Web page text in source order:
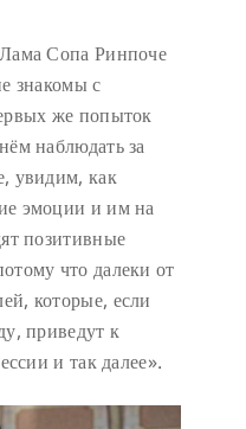
Сопа Ринпоче
знакомы с
же попыток
наблюдать за
увидим, как
эмоции и им на
позитивные
что далеки от
которые, если
приведут к
и так далее».